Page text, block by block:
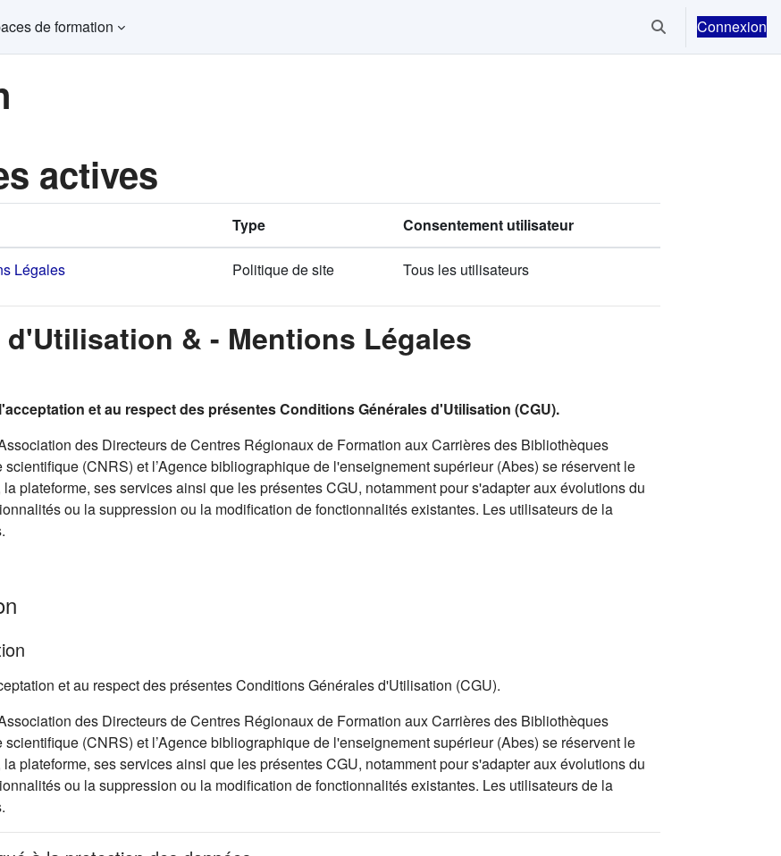
de formation Activer/désactiver
Connexion
actives
Type Consentement utilisateur
Légales Politique de site Tous les utilisateurs
& - Mentions Légales
et au respect des présentes Conditions Générales d'Utilisation (CGU).
des Directeurs de Centres Régionaux de Formation aux Carrières des Bibliothèques
(CNRS) et l’Agence bibliographique de l'enseignement supérieur (Abes) se réservent le
plateforme, ses services ainsi que les présentes CGU, notamment pour s'adapter aux évolutions du
ou la suppression ou la modification de fonctionnalités existantes. Les utilisateurs de la
et au respect des présentes Conditions Générales d'Utilisation (CGU).
des Directeurs de Centres Régionaux de Formation aux Carrières des Bibliothèques
(CNRS) et l’Agence bibliographique de l'enseignement supérieur (Abes) se réservent le
plateforme, ses services ainsi que les présentes CGU, notamment pour s'adapter aux évolutions du
ou la suppression ou la modification de fonctionnalités existantes. Les utilisateurs de la